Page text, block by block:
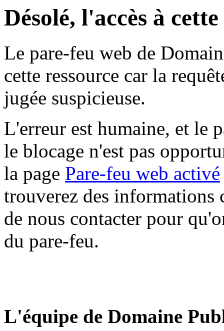
Désolé, l'accès à
Le pare-feu web de
cette ressource car la
jugée suspicieuse.
L'erreur est humaine, et le
le blocage n'est pas
la page Pare-feu web activé
trouverez des informations
de nous contacter pour
du pare-feu.
L'équipe de Domaine